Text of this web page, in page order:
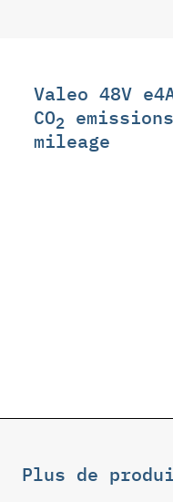
Valeo 48V
CO2
mileage
Plus de